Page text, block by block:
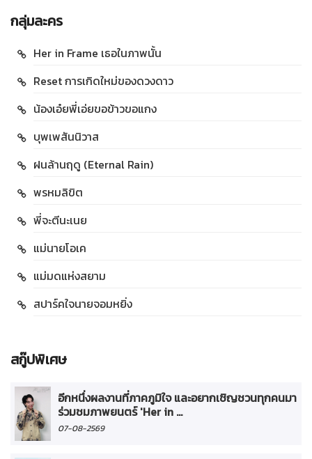
กลุ่มละคร
Her in Frame เธอในภาพนั้น
Reset การเกิดใหม่ของดวงดาว
น้องเอ๋ยพี่เอ่ยขอข้าวขอแกง
บุพเพสันนิวาส
ฝนล้านฤดู (Eternal Rain)
พรหมลิขิต
พี่จะตีนะเนย
แม่นายโอเค
แม่มดแห่งสยาม
สปาร์คใจนายจอมหยิ่ง
สกู๊ปพิเศษ
อีกหนึ่งผลงานที่ภาคภูมิใจ และอยากเชิญชวนทุกคนมา
ร่วมชมภาพยนตร์ 'Her in ...
07-08-2569